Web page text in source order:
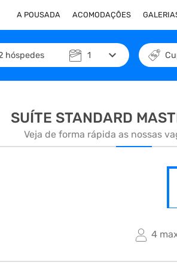
A POUSADA ACOMODAÇÕES
hóspedes 1 keyboard_arrow_down
SUÍTE STANDARD
Veja de forma rápida as nossas
4